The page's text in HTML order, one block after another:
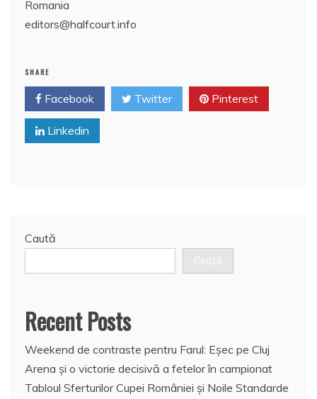
Romania
editors@halfcourt.info
SHARE
Facebook Twitter Pinterest
Linkedin
Caută
Caută
Recent Posts
Weekend de contraste pentru Farul: Eșec pe Cluj
Arena și o victorie decisivă a fetelor în campionat
Tabloul Sferturilor Cupei României și Noile Standarde